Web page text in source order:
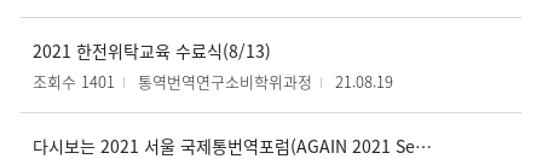
2021 한전위탁교육 수료식(8/13)
조회수 1401 통역번역연구소비학위과정 21.08.19
다시보는 2021 서울 국제통번역포럼(AGAIN 2021 Seoul IFTI)